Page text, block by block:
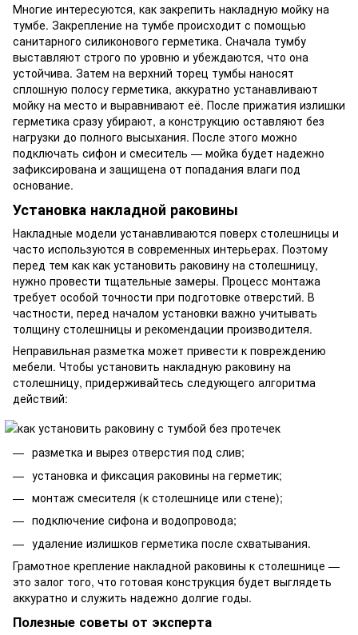
Многие интересуются, как закрепить накладную мойку на
тумбе. Закрепление на тумбе происходит с помощью
санитарного силиконового герметика. Сначала тумбу
выставляют строго по уровню и убеждаются, что она
устойчива. Затем на верхний торец тумбы наносят
сплошную полосу герметика, аккуратно устанавливают
мойку на место и выравнивают её. После прижатия излишки
герметика сразу убирают, а конструкцию оставляют без
нагрузки до полного высыхания. После этого можно
подключать сифон и смеситель — мойка будет надежно
зафиксирована и защищена от попадания влаги под
основание.
Установка накладной раковины
Накладные модели устанавливаются поверх столешницы и
часто используются в современных интерьерах. Поэтому
перед тем как как установить раковину на столешницу,
нужно провести тщательные замеры. Процесс монтажа
требует особой точности при подготовке отверстий. В
частности, перед началом установки важно учитывать
толщину столешницы и рекомендации производителя.
Неправильная разметка может привести к повреждению
мебели. Чтобы установить накладную раковину на
столешницу, придерживайтесь следующего алгоритма
действий:
разметка и вырез отверстия под слив;
установка и фиксация раковины на герметик;
монтаж смесителя (к столешнице или стене);
подключение сифона и водопровода;
удаление излишков герметика после схватывания.
Грамотное крепление накладной раковины к столешнице —
это залог того, что готовая конструкция будет выглядеть
аккуратно и служить надежно долгие годы.
Полезные советы от эксперта